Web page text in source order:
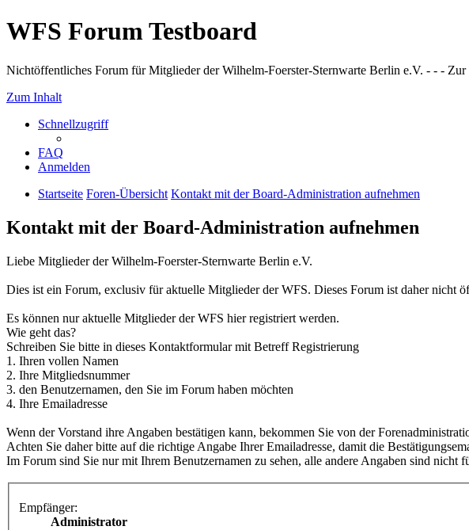
WFS Forum Testboard
Nichtöffentliches Forum für Mitglieder der Wilhelm-Foerster-Sternwarte Berlin e.V. - - -
Zum Inhalt
Schnellzugriff
FAQ
Anmelden
Startseite Foren-Übersicht Kontakt mit der Board-Administration aufnehmen
Kontakt mit der Board-Administration aufnehmen
Liebe Mitglieder der Wilhelm-Foerster-Sternwarte Berlin e.V.
Dies ist ein Forum, exclusiv für aktuelle Mitglieder der WFS. Dieses Forum ist daher nicht
Es können nur aktuelle Mitglieder der WFS hier registriert werden.
Wie geht das?
Schreiben Sie bitte in dieses Kontaktformular mit Betreff Registrierung
1. Ihren vollen Namen
2. Ihre Mitgliedsnummer
3. den Benutzernamen, den Sie im Forum haben möchten
4. Ihre Emailadresse
Wenn der Vorstand ihre Angaben bestätigen kann, bekommen Sie von der
Achten Sie daher bitte auf die richtige Angabe Ihrer Emailadresse, damit die
Im Forum sind Sie nur mit Ihrem Benutzernamen zu sehen, alle andere Angaben sind nicht
Empfänger:
Administrator